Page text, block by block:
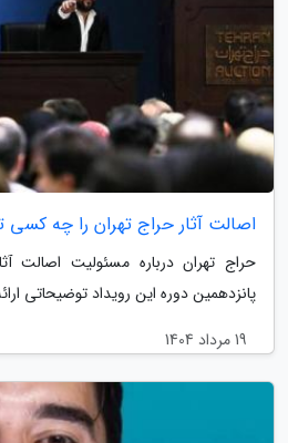
اصالت آثار حراج تهران را چه
حراج تهران درباره مسئولیت اصالت
پانزدهمین دوره این رویداد توضیحاتی
19 مرداد 1404